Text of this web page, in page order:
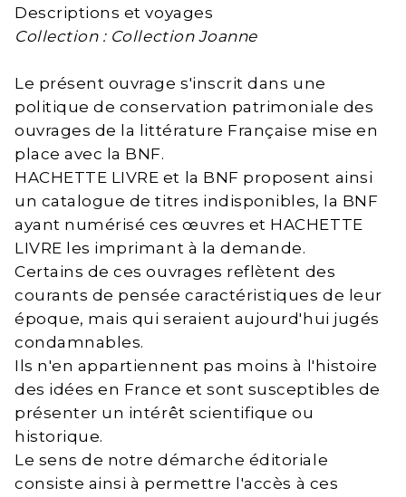
Descriptions et voyages
Collection : Collection Joanne
Le présent ouvrage s'inscrit dans une
politique de conservation patrimoniale des
ouvrages de la littérature Française mise en
place avec la BNF.
HACHETTE LIVRE et la BNF proposent ainsi
un catalogue de titres indisponibles, la BNF
ayant numérisé ces œuvres et HACHETTE
LIVRE les imprimant à la demande.
Certains de ces ouvrages reflètent des
courants de pensée caractéristiques de leur
époque, mais qui seraient aujourd'hui jugés
condamnables.
Ils n'en appartiennent pas moins à l'histoire
des idées en France et sont susceptibles de
présenter un intérêt scientifique ou
historique.
Le sens de notre démarche éditoriale
consiste ainsi à permettre l'accès à ces